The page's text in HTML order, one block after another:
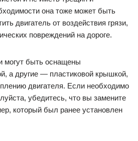
она тоже может быть
двигатель от воздействия грязи,
повреждений на дороге.
могут быть оснащены
а другие — пластиковой крышкой,
двигателя. Если необходимо
убедитесь, что вы замените
который был ранее установлен